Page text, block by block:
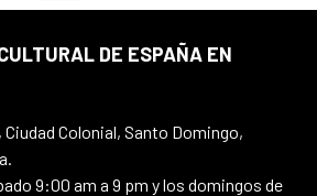
DE ESPAÑA EN
Colonial, Santo Domingo,
9:00 am a 9 pm y los domingos de